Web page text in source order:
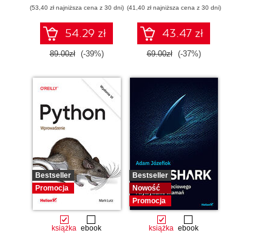
(53,40 zł najniższa cena z 30 dni)
54.29 zł
89.00zł (-39%)
(41,40 zł najniższa cena z 30 dni)
43.47 zł
69.00zł (-37%)
Bestseller
Promocja
książka ebook
Bestseller
Nowość
Promocja
książka ebook